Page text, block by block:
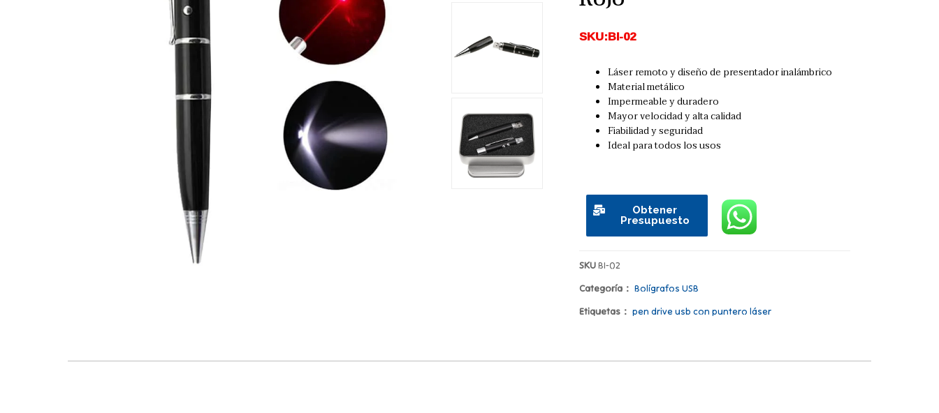
SKU:BI-02
Láser remoto y diseño de presentador inalámbrico
Material metálico
Impermeable y duradero
Mayor velocidad y alta calidad
Fiabilidad y seguridad
Ideal para todos los usos
Obtener
Presupuesto
SKUBI-02
Categoría： Bolígrafos USB
Etiquetas： pen drive usb con puntero láser